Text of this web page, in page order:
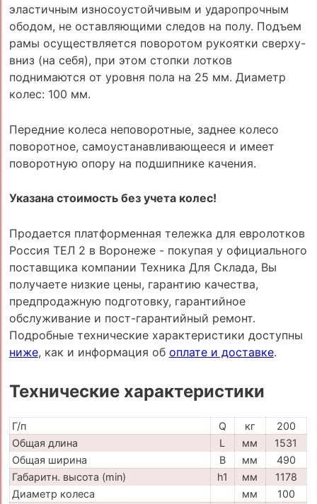
эластичным износоустойчивым и ударопрочным
ободом, не оставляющими следов на полу. Подъем
рамы осуществляется поворотом рукоятки сверху-
вниз (на себя), при этом стопки лотков
поднимаются от уровня пола на 25 мм. Диаметр
колес: 100 мм.
Передние колеса неповоротные, заднее колесо
поворотное, самоустанавливающееся и имеет
поворотную опору на подшипнике качения.
Указана стоимость без учета колес!
Продается платформенная тележка для евролотков
Россия ТЕЛ 2 в Воронеже - покупая у официального
поставщика компании Техника Для Склада, Вы
получаете низкие цены, гарантию качества,
предпродажную подготовку, гарантийное
обслуживание и пост-гарантийный ремонт.
Подробные технические характеристики доступны
ниже, как и информация об оплате и доставке.
Технические характеристики
Г/п Q кг
200
Общая длина
L мм
1531
Общая ширина
B мм
490
Габаритн. высота (min)
h1 мм
1178
Диаметр колеса
мм
100